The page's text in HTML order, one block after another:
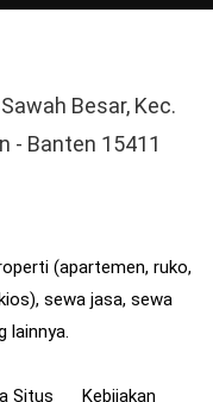
Besar, Kec.
- Banten 15411
(apartemen, ruko,
sewa jasa, sewa
lainnya.
Situs Kebijakan